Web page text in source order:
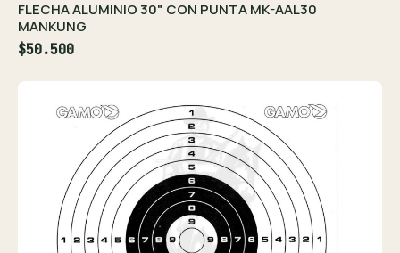
FLECHA ALUMINIO 30" CON PUNTA MK-AAL30
MANKUNG
$50.500